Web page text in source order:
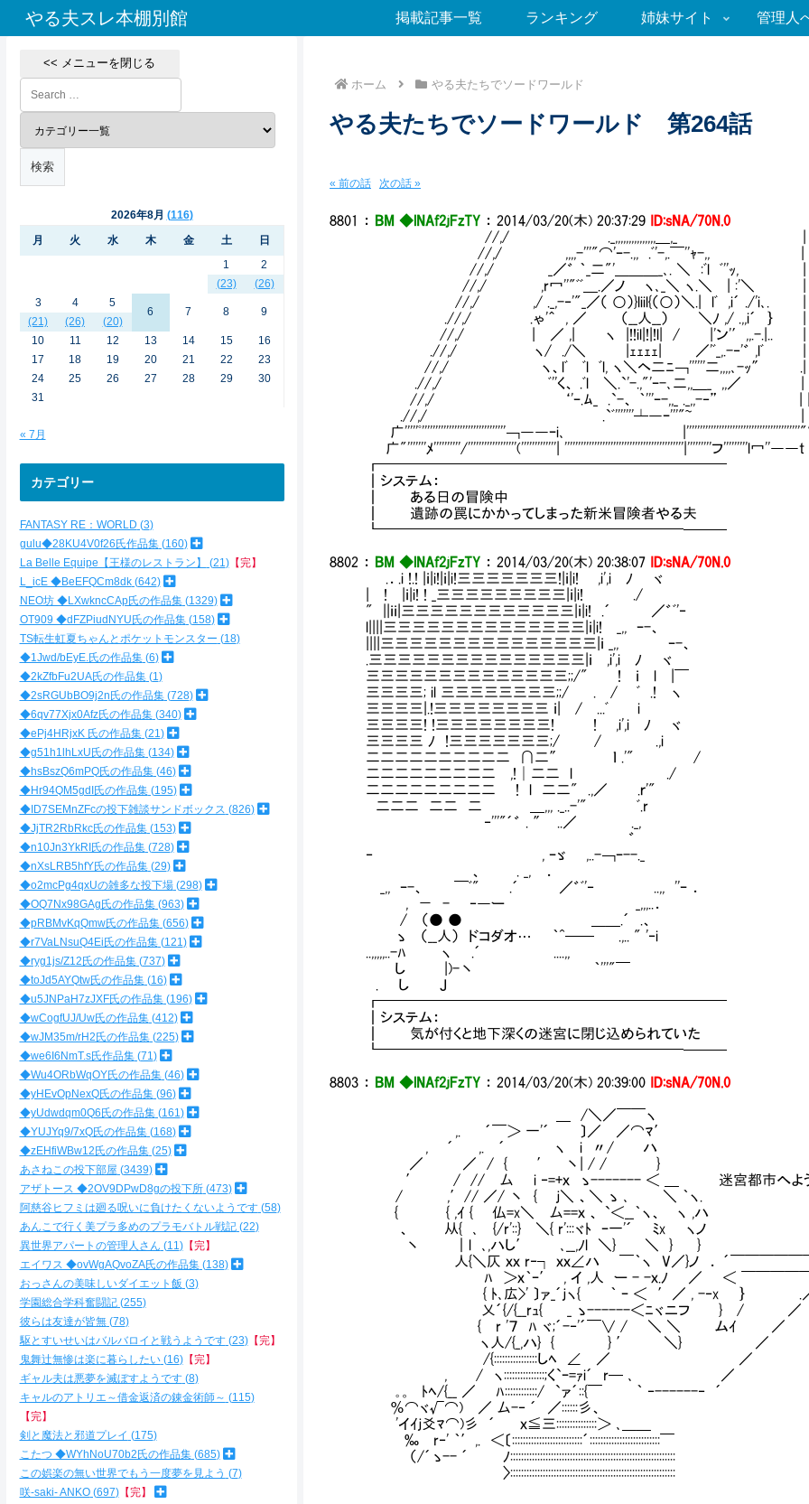
やる夫スレ本棚別館 掲載記事一覧 ランキング 姉妹サイト 管理人
ホーム やる夫たちでソードワールド
やる夫たちでソードワールド 第264話
« 前の話 次の話 »
8801 ： BM ◆lNAf2jFzTY ： 2014/03/20(木) 20:37:29
ID:sNA/70N.0
//,/ ._,,,,,,,,,,,,,,,＿,_ | |
//,/ ,,,,-'''"⌒'ｰ-.,, .ﾞ'-,.￣''ｬ-,, | |
//,/ _／゛ ｀_二"'＿＿＿_､. ＼ :ﾞl ﾞ''ｯ, | |
//,/ ,r冖''"ﾞﾞ＿.／ノ ヽ､_＼ ヽ.＼ | :'＼ | |
//,/ ,/ ._,-‐'"_／（ ○）}liil{（○）＼.| lﾞ ,i´ ./'i､. |
.//,/ .ゃ'＾ , ／ （__人__） ＼ﾉ ,/ .,,i´ ｝ | |
//,/ | ／ ,| ヽ |!!il|!|!l| / |'ン'′,,.-.|.. | |
.//,/ ヽ/ ./＼ |ｪｪｪｪ| ／'ﾞ_,.-‐'゛ ,lﾞ | |
//,/ ヽ、lﾞ ﾞl ﾞl, ヽ＼ヘ二ﾆ￢''''''二,,,,､-ｯ″ .|
.//,/ ﾞ''く、 .ﾞl ＼.`'-.,"'ｰ-､二,,＿_ ,,／ | |
//,/ ‘'ｰ.ﾑ_ .`-、 ｀'''ｰ-,,_ ._,,-‐” | |
.//,/ .`ﾞ'''''''┴―ｰ'''"~ | |
广'''''ﾟ'''''''''''''''''''''''''''''''￢――ｰi､
广"'''''''ﾒ''''''''''/''''''''''''''''''('''''''''''''| ''''''''''''''''''''''''''''''''''''''''''''|'''''''''フ'''''''''l冖''――t
┏━━━━━━━━━━━━━━━━━━━━━━━━
┃システム：
┃ ある日の冒険中
┃ 遺跡の罠にかかってしまった新米冒険者やる夫
┗━━━━━━━━━━━━━━━━━━━━━───
8802 ： BM ◆lNAf2jFzTY ： 2014/03/20(木) 20:38:07
ID:sNA/70N.0
.．.i !.! |ｉ|i!|ｉ|i!三三三三三三三!|ｉ|i! ,i',i ﾉ ヾ
| ! |ｉ|i! ! _三三三三三三三三三|ｉ|i! ./
" ||ｉｉ|三三三三三三三三三三三三|ｉ|i! .´ ／゛ﾞ'‐
l||||三三三三三三三三三三三三三三|ｉ|i! _,, ｰ-、
||||三三三三三三三三三三三三三三三|ｉ _,, ｰ-、
.三三三三三三三三三三三三三三三|ｉ ,i',i ﾉ ヾ
三三三三三三三三三三三三三三;;/" ! ｉ l |￣
三三三三; il 三三三三三三三三;;/ . / ﾞ .! ヽ
三三三三|.!三三三三三三三三 ｉ| / ...ﾞ i
三三三三! !三三三三三三三三! ! ,i',i ﾉ ヾ
三三三三 ﾉ !三三三三三三三;/ / .,i
二二二二二二二二二二 ∩二″ ｌ .'" /
二二二二二二二二二 ,!│二二 l ./
二二二二二二二二二 ! l 二二" .,／ .ｒ'"
二二二 二二 二 ＿,,, ._..-'" ﾞ.r
‐'''"´゛ . ″ ..／ ._,
゛
‐ , ｰゞ ,..-￢ｰ--._
、 . _, ．
_,, ｰ-、 ￣ﾞ" .´ ／゛ﾞ'‐ ..,, ''ｰ ．
, － - ‐―ー _,,,..．
/ （● ● ＿＿.´ .、
ゝ （__人） ドコダオ… ｀^── .,.. " '‐i
..,,,,,..-ﾊ ヽ .´ ....,,
し |)-丶 ｀'''"￣
. し Ｊ
┏━━━━━━━━━━━━━━━━━━━━━━━━
┃システム：
┃ 気が付くと地下深くの迷宮に閉じ込められていた
┗━━━━━━━━━━━━━━━━━━━━━───
8803 ： BM ◆lNAf2jFzTY ： 2014/03/20(木) 20:39:00 ID:sNA/70N.0
＿ /＼／￣￣ヽ
,. ´￣＞ 一'´ 〕／ ／⌒ﾏ′
, ´ ,. ´ ヽ i 〃/ ハ
／ ／ / { ′ 丶| / / }
′ / // 厶 i ‐=+ｘ ゝ------- ＜ ＿ 迷宮都市へよう
/ ,′// ／/ 丶 { ｊ＼ 、＼ ゝ ､ ＼ ｀ヽ.
{ { ,ｲ { 仏=x＼ 厶==ｘ 、 `＜__｀ヽ、 ヽ ,ハ
、 从{ ､ {/r'::} ＼{ r':::ヾﾄ ｰ一'´ ﾐx ヽノ
丶 ｜l ､,ハし′ ､__,ﾉl ＼} ＼ } }
人{＼仄 ｘｘ r‐┐ ｘｘ∠ハ ￣｀ヽ V／}ノ ． ´￣￣￣￣￣￣
ﾊ ＞ｘ｀ｰ′ , イ ,人 ー - -ｘ.ﾉ ／ ＜ ￣￣￣￣￣
{ ﾄ､広>' 〕ァ_´ｊヽ{ ｀ ｰ ＜ ′／ , -‐x ｝ .
乂´{/{__rｭ{ _ ゝ------＜ﾆヾニフ } / ／
{ r '７ ﾊ ヾ;´-‐'´￣∨ / ＼ ＼ ムｲ ／
ヽ人/{_,ハ} { } ′ ＼} ／
/{::::::::::::::::しﾍ ∠ ／ ／
, / ヽ:::::::::::::::;く`ｰ=ｧi´ r─ ､ ／
｡。 ﾄﾍ/{__ ／ ﾊ::::::::::::/ `ァ´::{￣ ｀ ‐------‐ ´
％⌒ヾ√⌒) ／ 厶-‐ ´ ／::::::彡、
'イｲｊ爻ﾏ⌒)彡 ´ ｘ≦三:::::::::::::::＞ ､＿＿
‰㌻r‐' ｀′,. ＜〔::::::::::::::::::::::::::´::::::::::::::::::::::::::￣
（/´ゝ-- ´ ﾉ:::::::::::::::::::::::::::::::::::::::::::::::::::::::::::::
〉:::::::::::::::::::::::::::::::::::::::::::::::::::::::::::::
<< メニューを閉じる
2026年8月
116
月
火 水 木 金 土
日
1
(23)
2
(26)
3
(21)
4
(26)
5
(20)
6 7 8 9
10 11 12 13 14 15
16
17
18 19 20 21 22
23
24
25 26 27 28 29
30
31
« 7月
カテゴリー
FANTASY RE：WORLD 3
gulu◆28KU4V0f26氏作品集 160
La Belle Equipe【王様のレストラン】
21 【完】
L_icE ◆BeEFQCm8dk 642
NEO坊 ◆LXwkncCAp氏の作品集 1329
OT909 ◆dFZPiudNYU氏の作品集 158
TS転生虹夏ちゃんとポケットモンスター 18
◆1Jwd/bEyE.氏の作品集 6
◆2kZfbFu2UA氏の作品集 1
◆2sRGUbBO9j2n氏の作品集 728
◆6qv77Xjx0Afz氏の作品集 340
◆ePj4HRjxK 氏の作品集 21
◆g51h1lhLxU氏の作品集 134
◆hsBszQ6mPQ氏の作品集 46
◆Hr94QM5gdI氏の作品集 195
◆ID7SEMnZFcの投下雑談サンドボックス 826
◆JjTR2RbRkc氏の作品集 153
◆n10Jn3YkRI氏の作品集 728
◆nXsLRB5hfY氏の作品集 29
◆o2mcPg4qxUの雑多な投下場 298
◆OQ7Nx98GAg氏の作品集 963
◆pRBMvKqQmw氏の作品集 656
◆r7VaLNsuQ4Ei氏の作品集 121
◆ryg1js/Z12氏の作品集 737
◆toJd5AYQtw氏の作品集 16
◆u5JNPaH7zJXF氏の作品集 196
◆wCogfUJ/Uw氏の作品集 412
◆wJM35m/rH2氏の作品集 225
◆we6I6NmT.s氏作品集 71
◆Wu4ORbWqOY氏の作品集 46
◆yHEvOpNexQ氏の作品集 96
◆yUdwdqm0Q6氏の作品集 161
◆YUJYq9/7xQ氏の作品集 168
◆zEHfiWBw12氏の作品集 25
あさねこの投下部屋 3439
アザトース ◆2OV9DPwD8gの投下所 473
阿慈谷ヒフミは廻る呪いに負けたくないようです 58
あんこで行く美プラ多めのプラモバトル戦記 22
異世界アパートの管理人さん 11 【完】
エイワス ◆ovWgAQvoZA氏の作品集 138
おっさんの美味しいダイエット飯 3
学園総合学科奮闘記 255
彼らは友達が皆無 78
駆とすいせいはバルバロイと戦うようです 23 【完】
鬼舞辻無惨は楽に暮らしたい 16 【完】
ギャル夫は悪夢を滅ぼすようです 8
キャルのアトリエ～借金返済の錬金術師～
115
【完】
剣と魔法と邪道プレイ
175
こたつ ◆WYhNoU70b2氏の作品集 685
この娯楽の無い世界でもう一度夢を見よう
7
咲-saki- ANKO 697 【完】